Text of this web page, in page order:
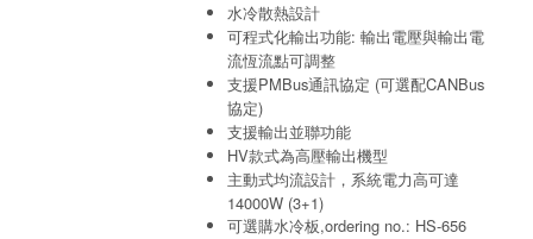
水冷散熱設計
可程式化輸出功能: 輸出電壓與輸出電
流恆流點可調整
支援PMBus通訊協定 (可選配CANBus
協定)
支援輸出並聯功能
HV款式為高壓輸出機型
主動式均流設計，系統電力高可達
14000W (3+1)
可選購水冷板,ordering no.: HS-656